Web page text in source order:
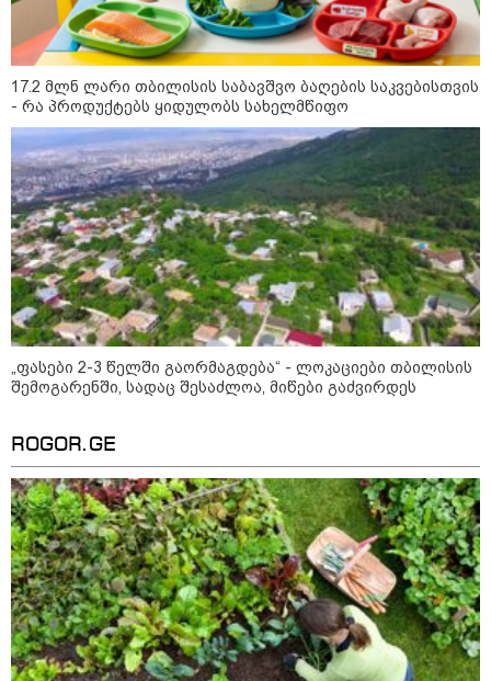
სხვა ალკოჰოლურ სასმელებს" -
საგამოძიებო სამსახური
13:52 / 07-08-2026
"ანასტასია არათუ იცნობდა მის
შვილს, სახელი და გვარიც არ
იცოდა და სიკვდილი რა
მოტივით ენდომებოდა უცნობი
ადამიანის?!" - რას წერს გიგა
ავალიანის საქმეზე დაკავებული
ანასტასია ბერუაშვილის დედა
12:50 / 07-08-2026
დაიწყო გამოძიება გიორგი
ბარამიძის მიერ ტყვეთა
გაცვლის პროცესის შესახებ
გაკეთებულ განცხადებასთან
დაკავშირებით - პროკურატურის
განცხადება
წლის წინანდელი ვიდეო და
ახალი გარემოება დაკარგული
ბიჭის საქმეში: რას ამბობს
გურამ დადიანიძის დედა
09:52 / 07-08-2026
მიიღო თუ არა გამოძიებამ
"მეტასგან" რაიმე მონაცემები? -
რას პასუხობს კითხვაზე ნია
იმნაძის ადვოკატი
17.2 მლნ ლარი თბილისის საბავშვო ბაღების საკვებისთვის
- რა პროდუქტებს ყიდულობს სახელმწიფო
„ფასები 2-3 წელში გაორმაგდება“ - ლოკაციები თბილისის
შემოგარენში, სადაც შესაძლოა, მიწები გაძვირდეს
ROGOR.GE